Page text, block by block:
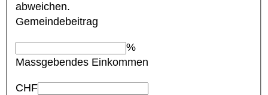
abweichen.
Gemeindebeitrag
%
Massgebendes Einkommen
CHF